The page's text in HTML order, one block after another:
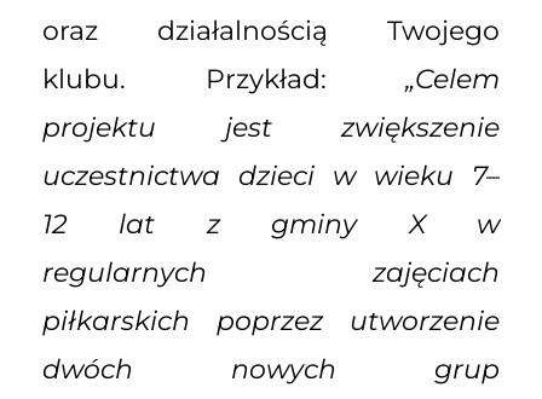
oraz działalnością Twojego
klubu. Przykład: „Celem
projektu jest zwiększenie
uczestnictwa dzieci w wieku 7–
12 lat z gminy X w
regularnych zajęciach
piłkarskich poprzez utworzenie
dwóch nowych grup